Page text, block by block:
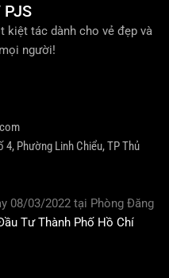
PJS
kiệt tác dành cho vẻ đẹp và
người!
Phường Linh Chiểu, TP Thủ
08/03/2022 tại Phòng Đăng
Tư Thành Phố Hồ Chí